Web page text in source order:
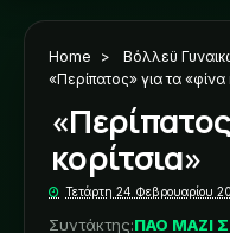
Home > Βόλλεϋ
«Περίπατος» για τα «φίνα
κορίτσια»
Τετάρτη 24 Φεβρουαρίου
Συντάκτης:ΠΑΟ ΜΑΖΙ